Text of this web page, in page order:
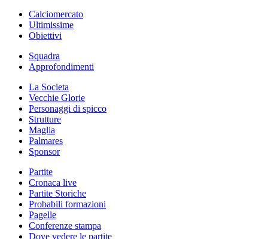
Calciomercato
Ultimissime
Obiettivi
Squadra
Approfondimenti
La Societa
Vecchie Glorie
Personaggi di spicco
Strutture
Maglia
Palmares
Sponsor
Partite
Cronaca live
Partite Storiche
Probabili formazioni
Pagelle
Conferenze stampa
Dove vedere le partite